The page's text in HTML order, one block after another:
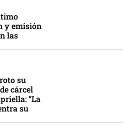
y emisión
las
su
cárcel
“La
su